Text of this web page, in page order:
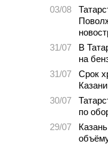
03/08
31/07
В
на
31/07
Срок
30/07
по
29/07